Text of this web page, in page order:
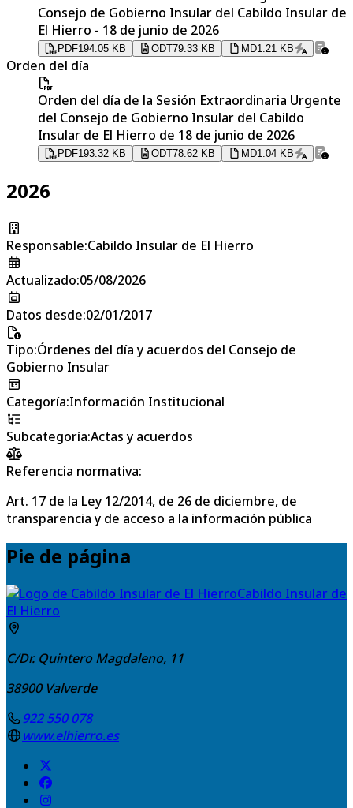
Consejo de Gobierno Insular del Cabildo Insular de
El Hierro - 18 de junio de 2026
PDF194.05 KB ODT79.33 KB MD1.21 KB
Orden del día
Orden del día de la Sesión Extraordinaria Urgente
del Consejo de Gobierno Insular del Cabildo
Insular de El Hierro de 18 de junio de 2026
PDF193.32 KB ODT78.62 KB MD1.04 KB
2026
Responsable:Cabildo Insular de El Hierro
Actualizado:05/08/2026
Datos desde:02/01/2017
Tipo:Órdenes del día y acuerdos del Consejo de
Gobierno Insular
Categoría:Información Institucional
Subcategoría:Actas y acuerdos
Referencia normativa:
Art. 17 de la Ley 12/2014, de 26 de diciembre, de
transparencia y de acceso a la información pública
Pie de página
Cabildo Insular de
El Hierro
C/Dr. Quintero Magdaleno, 11
38900 Valverde
922 550 078
www.elhierro.es